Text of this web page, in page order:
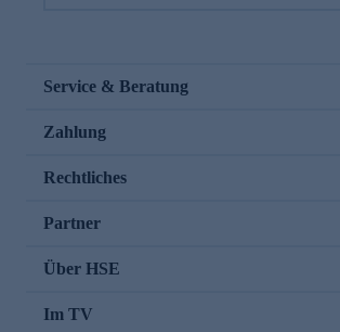
Service & Beratung
Zahlung
Rechtliches
Partner
Über HSE
Im TV